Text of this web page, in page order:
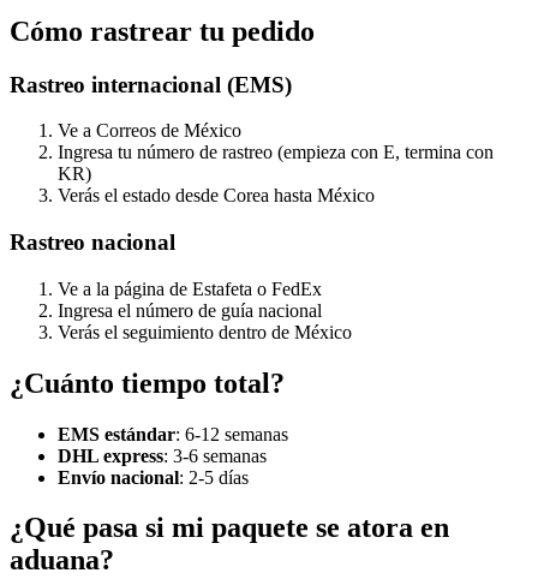
Cómo rastrear tu pedido
Rastreo internacional (EMS)
Ve a Correos de México
Ingresa tu número de rastreo (empieza con E, termina con
KR)
Verás el estado desde Corea hasta México
Rastreo nacional
Ve a la página de Estafeta o FedEx
Ingresa el número de guía nacional
Verás el seguimiento dentro de México
¿Cuánto tiempo total?
EMS estándar: 6-12 semanas
DHL express: 3-6 semanas
Envío nacional: 2-5 días
¿Qué pasa si mi paquete se atora en
aduana?